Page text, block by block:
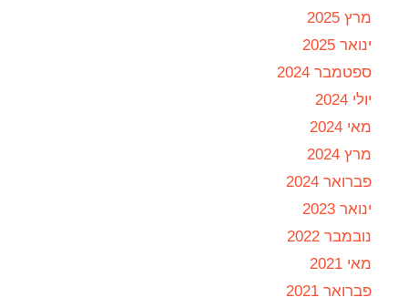
מרץ 2025
ינואר 2025
ספטמבר 2024
יולי 2024
מאי 2024
מרץ 2024
פברואר 2024
ינואר 2023
נובמבר 2022
מאי 2021
פברואר 2021